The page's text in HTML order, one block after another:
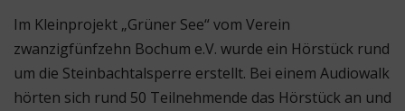
Im Kleinprojekt „Grüner See“ vom Verein
zwanzigfünfzehn Bochum e.V. wurde ein Hörstück rund
um die Steinbachtalsperre erstellt. Bei einem Audiowalk
hörten sich rund 50 Teilnehmende das Hörstück an und